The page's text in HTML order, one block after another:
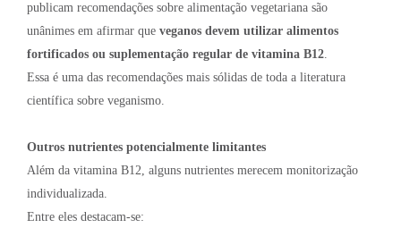
publicam recomendações sobre alimentação vegetariana são
unânimes em afirmar que veganos devem utilizar alimentos
fortificados ou suplementação regular de vitamina B12.
Essa é uma das recomendações mais sólidas de toda a literatura
científica sobre veganismo.
Outros nutrientes potencialmente limitantes
Além da vitamina B12, alguns nutrientes merecem monitorização
individualizada.
Entre eles destacam-se: